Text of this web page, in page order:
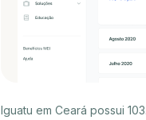
Iguatu em Ceará possui